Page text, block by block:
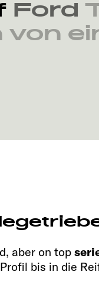
Ford
von
aber on top
bis in die